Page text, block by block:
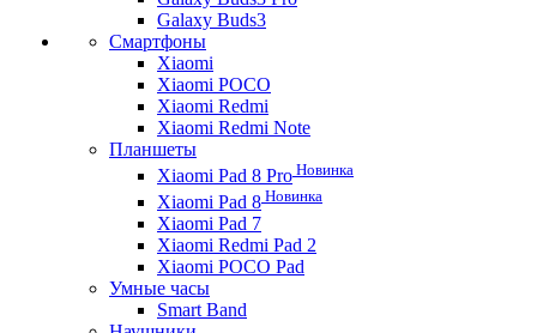
Galaxy Buds3
Смартфоны
Xiaomi
Xiaomi POCO
Xiaomi Redmi
Xiaomi Redmi Note
Планшеты
Xiaomi Pad 8 Pro Новинка
Xiaomi Pad 8 Новинка
Xiaomi Pad 7
Xiaomi Redmi Pad 2
Xiaomi POCO Pad
Умные часы
Smart Band